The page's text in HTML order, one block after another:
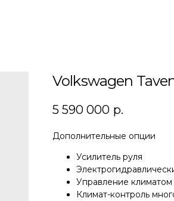
Volkswagen
5 590 000 р.
Дополнительные опции
Усилитель руля
Управление климатом
Климат-контроль